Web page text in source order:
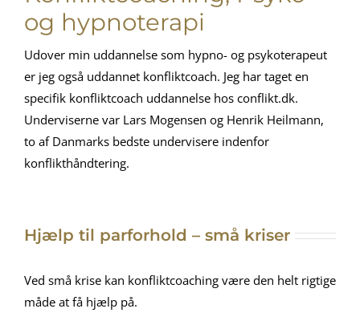
og hypnoterapi
Udover min uddannelse som hypno- og psykoterapeut
er jeg også uddannet konfliktcoach. Jeg har taget en
specifik konfliktcoach uddannelse hos conflikt.dk.
Underviserne var Lars Mogensen og Henrik Heilmann,
to af Danmarks bedste undervisere indenfor
konflikthåndtering.
Hjælp til parforhold – små kriser
Ved små krise kan konfliktcoaching være den helt rigtige
måde at få hjælp på.